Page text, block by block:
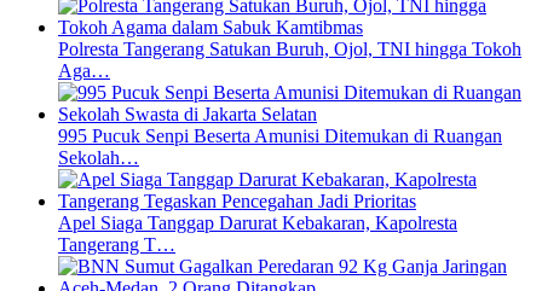
Polresta Tangerang Satukan Buruh, Ojol, TNI hingga Tokoh
Aga…
995 Pucuk Senpi Beserta Amunisi Ditemukan di Ruangan
Sekolah…
Apel Siaga Tanggap Darurat Kebakaran, Kapolresta
Tangerang T…